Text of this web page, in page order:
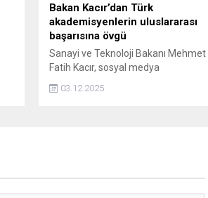
Bakan Kacır’dan Türk
akademisyenlerin uluslararası
başarısına övgü
Sanayi ve Teknoloji Bakanı Mehmet
Fatih Kacır, sosyal medya
TÜBİTAK tarafından desteklenen iki
03.12.2025